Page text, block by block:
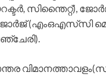
സിന്തൈറ്റ്),
(എംഒഎസ്‍സി